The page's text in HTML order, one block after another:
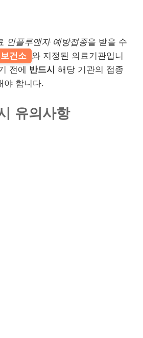
인플루엔자 예방접종을 받을 수
보건소 와 지정된 의료기관입니
전에 반드시 해당 기관의 접종
야 합니다.
유의사항